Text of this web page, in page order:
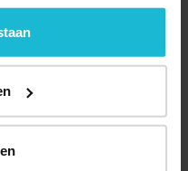
kunt deze cookies via
of weigeren.
Nederland
Disclaimer
Contact